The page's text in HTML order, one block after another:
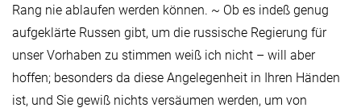
Rang nie ablaufen werden können. ~ Ob es indeß genug
aufgeklärte Russen gibt, um die russische Regierung für
unser Vorhaben zu stimmen weiß ich nicht – will aber
hoffen; besonders da diese Angelegenheit in Ihren Händen
ist, und Sie gewiß nichts versäumen werden, um von